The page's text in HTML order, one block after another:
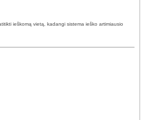
ieškomą vietą, kadangi sistema ieško artimiausio